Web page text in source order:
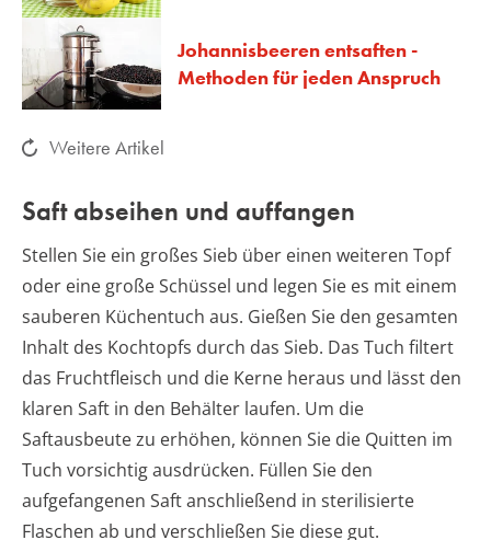
Johannisbeeren entsaften -
Methoden für jeden Anspruch
Weitere Artikel
Saft abseihen und auffangen
Stellen Sie ein großes Sieb über einen weiteren Topf
oder eine große Schüssel und legen Sie es mit einem
sauberen Küchentuch aus. Gießen Sie den gesamten
Inhalt des Kochtopfs durch das Sieb. Das Tuch filtert
das Fruchtfleisch und die Kerne heraus und lässt den
klaren Saft in den Behälter laufen. Um die
Saftausbeute zu erhöhen, können Sie die Quitten im
Tuch vorsichtig ausdrücken. Füllen Sie den
aufgefangenen Saft anschließend in sterilisierte
Flaschen ab und verschließen Sie diese gut.